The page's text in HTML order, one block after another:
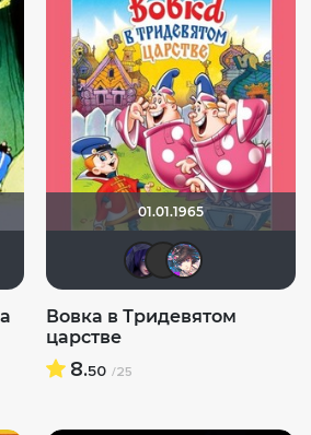
Патологоанатом
01.01.1965
Вовка в Тридевятом
царстве
8.50 /25